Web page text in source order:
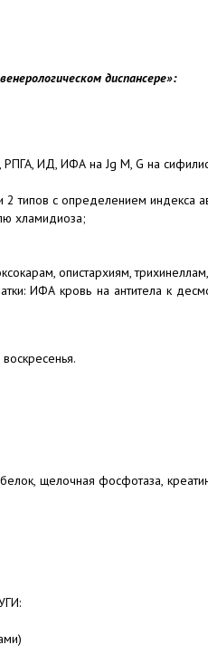
диспансере»:
ИД, ИФА на Jg M, G на
2 типов с определением индекса
хламидиоза;
опистархиям,
ИФА кровь на антитела к
щелочная фосфотаза,